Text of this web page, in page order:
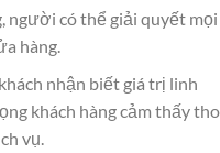
người có thể giải quyết mọi
hàng.
nhận biết giá trị linh
khách hàng cảm thấy
vụ.